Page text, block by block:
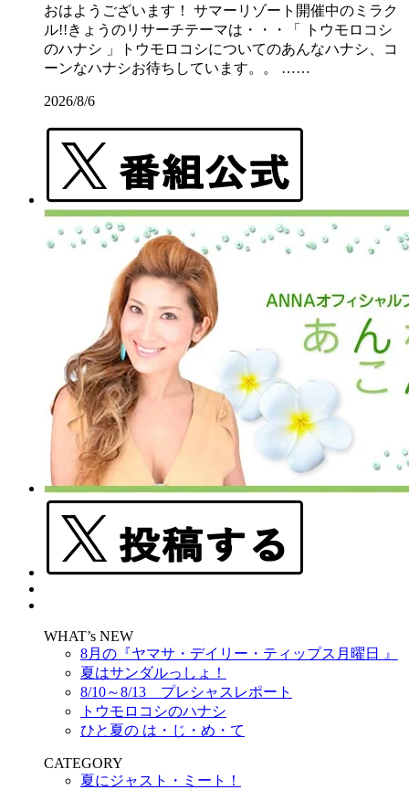
おはようございます！ サマーリゾート開催中のミラク
ル!!きょうのリサーチテーマは・・・「 トウモロコシ
のハナシ 」トウモロコシについてのあんなハナシ、コ
ーンなハナシお待ちしています。。 ……
2026/8/6
WHAT’s NEW
8月の『ヤマサ・デイリー・ティップス月曜日 』
夏はサンダルっしょ！
8/10～8/13 プレシャスレポート
トウモロコシのハナシ
ひと夏の は・じ・め・て
CATEGORY
夏にジャスト・ミート！